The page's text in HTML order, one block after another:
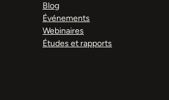
Blog
Événements
Webinaires
Études et rapports